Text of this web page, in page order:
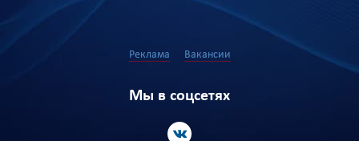
Реклама Вакансии
Мы в соцсетях